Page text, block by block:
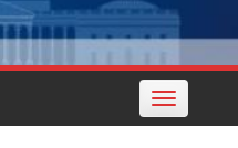
Toggle
navigation